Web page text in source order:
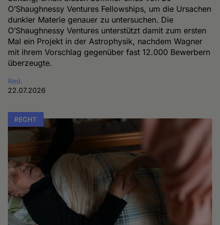
O’Shaughnessy Ventures Fellowships, um die Ursachen
dunkler Materie genauer zu untersuchen. Die
O’Shaughnessy Ventures unterstützt damit zum ersten
Mal ein Projekt in der Astrophysik, nachdem Wagner
mit ihrem Vorschlag gegenüber fast 12.000 Bewerbern
überzeugte.
Red.
22.07.2026
RECHT